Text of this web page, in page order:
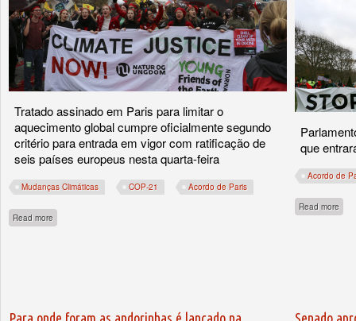
Tratado assinado em Paris para limitar o
aquecimento global cumpre oficialmente segundo
critério para entrada em vigor com ratificação de
seis países europeus nesta quarta-feira
Mudanças Climáticas COP-21 Acordo de Paris
Read more
que
Acordo de
Read more
Para onde foram as andorinhas é lançado na
Senado